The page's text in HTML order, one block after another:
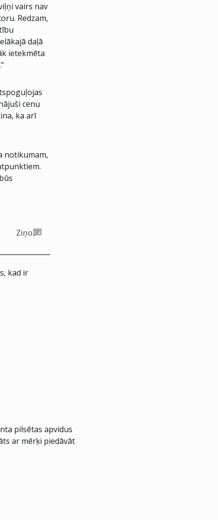
vairs nav
Redzam,
daļā
ietekmēta
cenu
ka arī
notikumam,
Ziņo
kad ir
pilsētas apvidus
ar mērķi piedāvāt